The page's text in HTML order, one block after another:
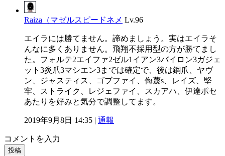
Raiza（マゼルスピードネメ Lv.96
エイラには勝てません。諦めましょう。実はエイラそ
んなに多くありません。飛翔不採用型の方が勝てまし
た。フォルテ2エイファ2ゼル1イアン3バイロン3ガジェ
ット3炎爪3マシエン3までは確定で、後は鋼爪、ヤヴ
ン、ジャスティス、ゴブファイ、侮蔑s、レイズ、堅
牢、ストライク、レジェファイ、スカアハ、伊達ポセ
あたりを好みと気分で調整してます。
2019年9月8日 14:35 | 通報
コメントを入力
投稿